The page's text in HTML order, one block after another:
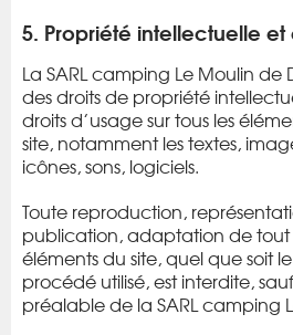
5. Propriété intellectuelle
La SARL camping Le Moulin
des droits de propriété
droits d’usage sur tous les
site, notamment les textes,
icônes, sons, logiciels.
Toute reproduction,
publication, adaptation de tout
éléments du site, quel que soit
procédé utilisé, est interdite,
préalable de la SARL camping